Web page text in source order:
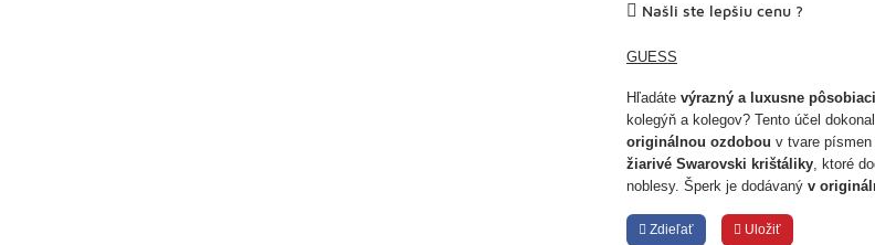
Našli ste lepšiu cenu ?
GUESS
Hľadáte výrazný a luxusne
kolegýň a kolegov? Tento účel
originálnou ozdobou v tvare písmen
žiarivé Swarovski krištáliky, ktoré
noblesy. Šperk je dodávaný v
Zdieľať Uložiť